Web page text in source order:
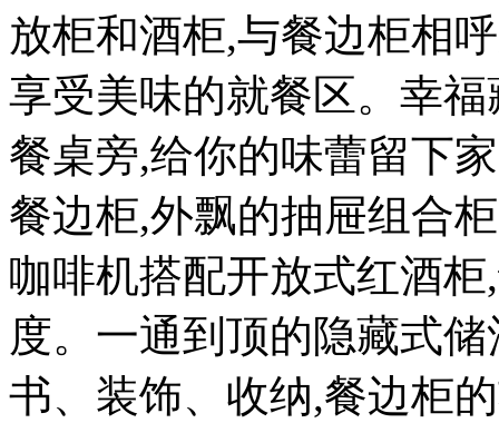
放柜和酒柜,与餐边柜相
享受美味的就餐区。幸
餐桌旁,给你的味蕾留下
餐边柜,外飘的抽屉组合
咖啡机搭配开放式红酒
度。一通到顶的隐藏式
书、装饰、收纳,餐边柜